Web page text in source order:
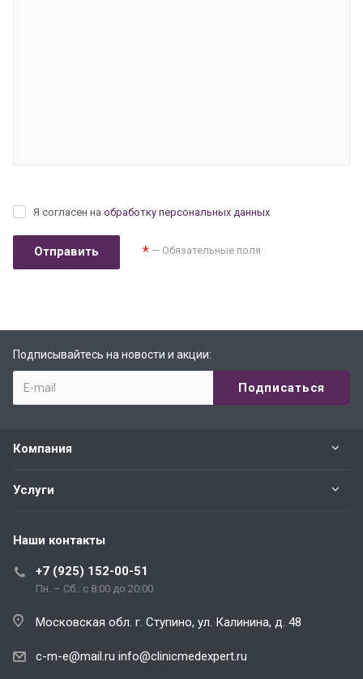
Я согласен на обработку персональных данных
* — Обязательные поля
Подписывайтесь на новости и акции:
Компания
Услуги
Наши контакты
+7 (925) 152-00-51
Пн. – Сб.: с 8:00 до 20:00
Московская обл. г. Ступино, ул. Калинина, д. 48
c-m-e@mail.ru info@clinicmedexpert.ru